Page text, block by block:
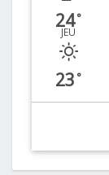
24°
JEU
23 °